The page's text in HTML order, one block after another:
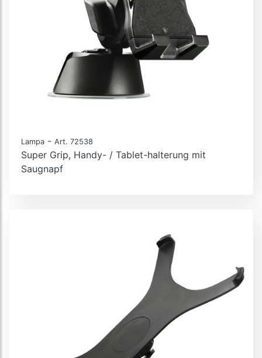
Lampa - Art. 72538
Super Grip, Handy- / Tablet-halterung mit
Saugnapf